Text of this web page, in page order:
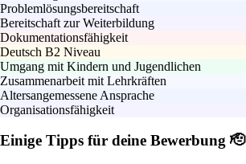
Problemlösungsbereitschaft
Bereitschaft zur Weiterbildung
Dokumentationsfähigkeit
Deutsch B2 Niveau
Umgang mit Kindern und Jugendlichen
Zusammenarbeit mit Lehrkräften
Altersangemessene Ansprache
Organisationsfähigkeit
Einige Tipps für deine Bewerbung 🫡